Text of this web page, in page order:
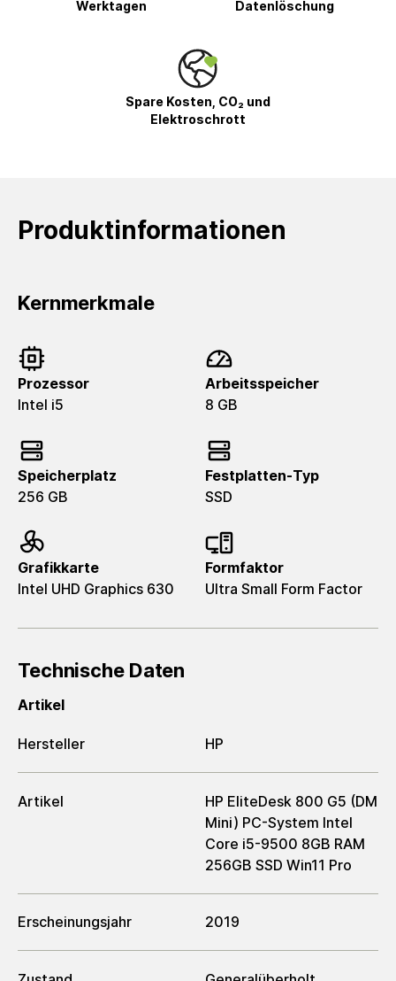
Werktagen
Datenlöschung
Spare Kosten, CO₂ und
Elektroschrott
Produktinformationen
Kernmerkmale
Prozessor
Intel i5
Arbeitsspeicher
8 GB
Speicherplatz
256 GB
Festplatten-Typ
SSD
Grafikkarte
Intel UHD Graphics 630
Formfaktor
Ultra Small Form Factor
Technische Daten
Artikel
Hersteller HP
Artikel
HP EliteDesk 800 G5 (DM
Mini) PC-System Intel
Core i5-9500 8GB RAM
256GB SSD Win11 Pro
Erscheinungsjahr 2019